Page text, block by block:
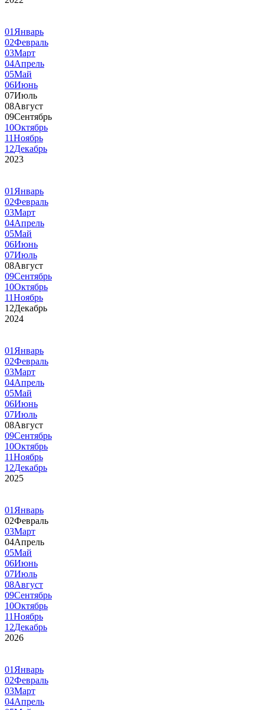
01 Январь
02Февраль
03Март
04Апрель
05Май
06Июнь
07Июль
08Август
09Сентябрь
10Октябрь
11Ноябрь
12Декабрь
2023
01 Январь
02Февраль
03Март
04Апрель
05Май
06Июнь
07Июль
08Август
09Сентябрь
10Октябрь
11Ноябрь
12Декабрь
2024
01 Январь
02Февраль
03Март
04Апрель
05Май
06Июнь
07Июль
08Август
09Сентябрь
10Октябрь
11Ноябрь
12Декабрь
2025
01 Январь
02Февраль
03Март
04Апрель
05Май
06Июнь
07Июль
08Август
09Сентябрь
10Октябрь
11Ноябрь
12Декабрь
2026
01 Январь
02Февраль
03Март
04Апрель